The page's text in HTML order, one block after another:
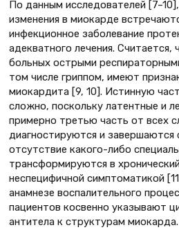
По данным исследователей
изменения в миокарде
инфекционное заболевание
адекватного лечения. Считается,
больных острыми
том числе гриппом, имеют
миокардита [9, 10]. Истинную
сложно, поскольку латентные и
примерно третью часть от всех
диагностируются и завершаются
отсутствие какого-либо
трансформируются в
неспецифичной симптоматикой
анамнезе воспалительного
пациентов косвенно указывают
антитела к структурам миокарда.